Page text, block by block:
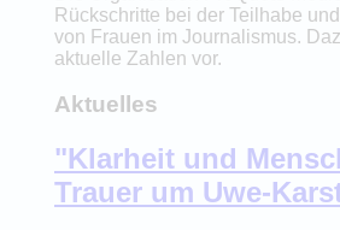
Rückschritte bei der Teilhabe
von Frauen im Journalismus.
aktuelle Zahlen vor.
Aktuelles
"Klarheit und
Trauer um Uwe-